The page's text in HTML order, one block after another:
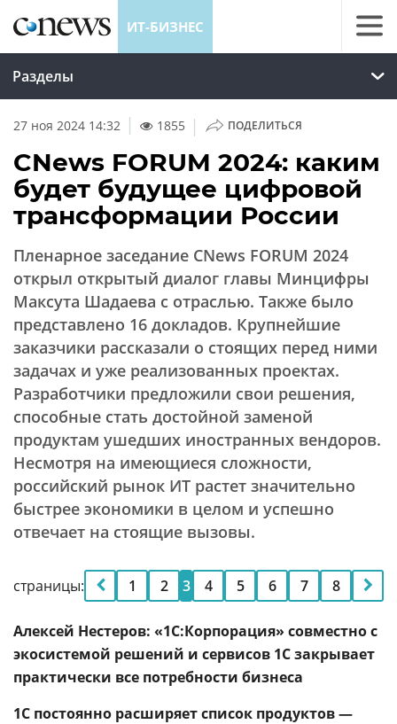
ИТ-БИЗНЕС
Разделы
27 ноя 2024 14:32 1855 | ПОДЕЛИТЬСЯ
CNews FORUM 2024: каким
будет будущее цифровой
трансформации России
Пленарное заседание CNews FORUM 2024
открыл открытый диалог главы Минцифры
Максута Шадаева с отраслью. Также было
представлено 16 докладов. Крупнейшие
заказчики рассказали о стоящих перед ними
задачах и уже реализованных проектах.
Разработчики предложили свои решения,
способные стать достойной заменой
продуктам ушедших иностранных вендоров.
Несмотря на имеющиеся сложности,
российский рынок ИТ растет значительно
быстрее экономики в целом и успешно
отвечает на стоящие вызовы.
страницы: 1 2 3 4 5 6 7 8
Алексей Нестеров: «1С:Корпорация» совместно с
экосистемой решений и сервисов 1С закрывает
практически все потребности бизнеса
1С постоянно расширяет список продуктов —